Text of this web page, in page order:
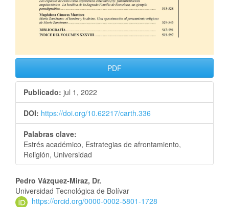
PDF
Publicado: jul 1, 2022
DOI: https://doi.org/10.62217/carth.336
Palabras clave:
Estrés académico, Estrategias de afrontamiento,
Religión, Universidad
Pedro Vázquez-Miraz, Dr.
Universidad Tecnológica de Bolívar
https://orcid.org/0000-0002-5801-1728